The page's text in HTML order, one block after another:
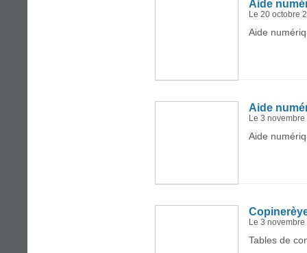
Aide
Le 20 octobre
Aide
Aide
Le 3
Aide
Le 3
Tables de